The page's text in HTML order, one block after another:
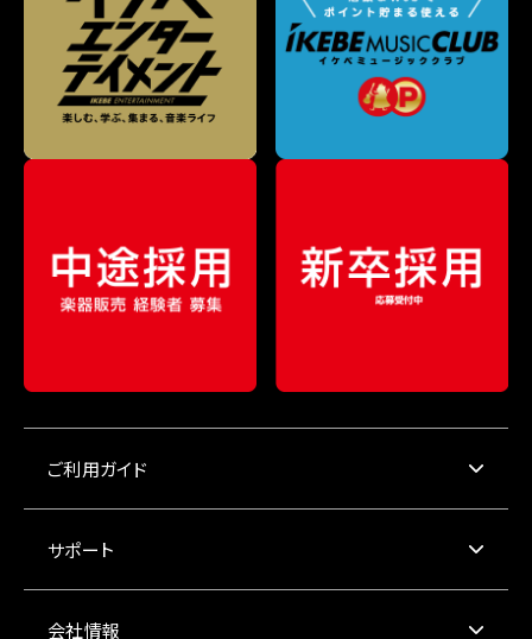
ご利用ガイド
サポート
会社情報